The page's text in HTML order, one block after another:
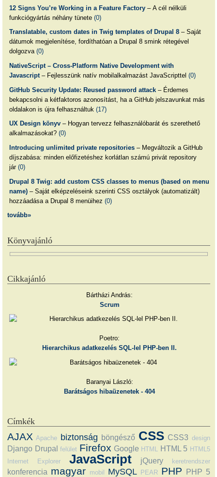
12 Signs You’re Working in a Feature Factory– A cél nélküli
funkciógyártás néhány tünete (0)
Translatable, custom dates in Twig templates of Drupal 8– Saját
dátumok megjelenítése, fordíthatóan a Drupal 8 smink rétegével
dolgozva (0)
NativeScript – Cross-Platform Native Development with
Javascript– Fejlesszünk natív mobilalkalmazást JavaScripttel (0)
GitHub Security Update: Reused password attack– Érdemes
bekapcsolni a kétfaktoros azonosítást, ha a GitHub jelszavunkat más
oldalakon is újra felhasználtuk (17)
UX Design könyv– Hogyan tervezz felhasználóbarát és szerethető
alkalmazásokat? (0)
Introducing unlimited private repositories– Megváltozik a GitHub
díjszabása: minden előfizetéshez korlátlan számú privát repository
jár (0)
Drupal 8 Twig: add custom CSS classes to menus (based on menu
name)– Saját elképzeléseink szerinti CSS osztályok (automatizált)
hozzáadása a Drupal 8 menüihez (0)
tovább»
Könyvajánló
Cikkajánló
Bártházi András:
Scrum
Poetro:
Hierarchikus adatkezelés SQL-lel PHP-ben II.
Baranyai László:
Barátságos hibaüzenetek - 404
Címkék
AJAX Apache biztonság böngésző CSS CSS3 design
Django Drupal felület Firefox Google HTML HTML 5 HTML5
Internet Explorer
JavaScript jQuery keretrendszer
konferencia magyar mobil MySQL PEAR PHP PHP 5